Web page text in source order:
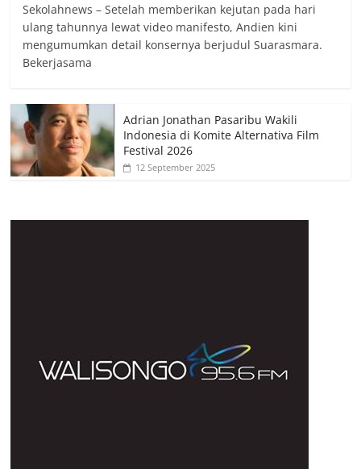
Sekolahnews – Setelah memberikan kejutan pada hari
ulang tahunnya lewat video manifesto, Andien kini
mengumumkan detail konsernya berjudul Suarasmara.
Bekerjasama
Adrian Jonathan Pasaribu Wakili
Indonesia di Komite Alternativa Film
Festival 2026
12 September 2025